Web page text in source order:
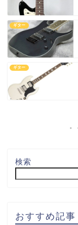
ギター
ギター
検索
おすすめ記事